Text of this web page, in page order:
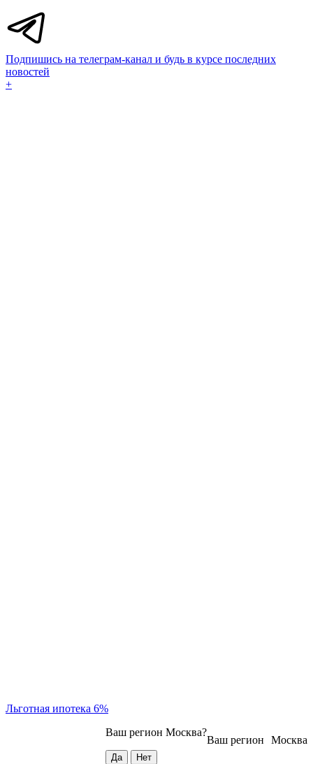
Подпишись на телеграм-канал и будь в курсе последних
новостей
+
Льготная ипотека 6%
Москва
Ваш регион
Ваш регион Москва?